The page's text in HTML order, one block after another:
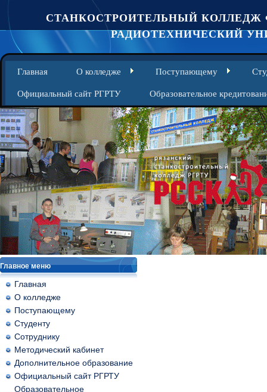
СТАНКОСТРОИТЕЛЬНЫЙ КОЛЛЕДЖ
РАДИОТЕХНИЧЕСКИЙ
Главная О колледже Поступающему
Официальный сайт РГРТУ Образовательное
Главное меню
Главная
О колледже
Поступающему
Студенту
Сотруднику
Методический кабинет
Дополнительное образование
Официальный сайт РГРТУ
Образовательное